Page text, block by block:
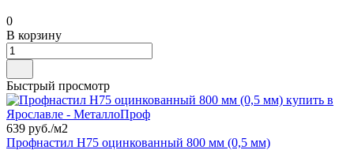
0
В корзину
Быстрый просмотр
639 руб./м2
Профнастил Н75 оцинкованный 800 мм (0,5 мм)